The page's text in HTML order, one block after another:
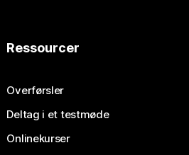
Ressourcer
Overførsler
Deltag i et testmøde
Onlinekurser